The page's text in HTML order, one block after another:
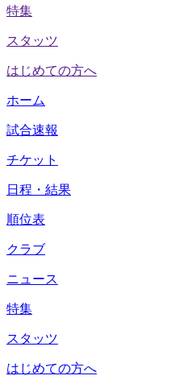
特集
スタッツ
はじめての方へ
ホーム
試合速報
チケット
日程・結果
順位表
クラブ
ニュース
特集
スタッツ
はじめての方へ